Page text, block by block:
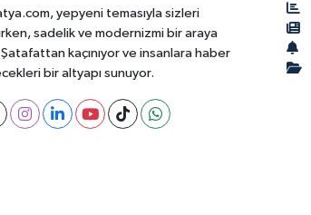
yepyeni temasıyla sizleri
sadelik ve modernizmi bir araya
kaçınıyor ve insanlara haber
bir altyapı sunuyor.